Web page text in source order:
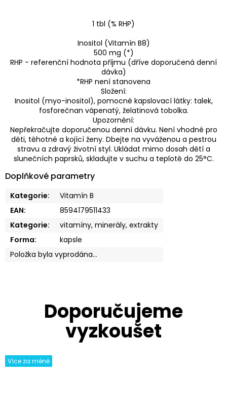
Více za méně
1 tbl (% RHP)
Inositol (Vitamín B8)
500 mg (*)
RHP - referenční hodnota příjmu (dříve doporučená denní
dávka)
*RHP není stanovena
Složení:
Inositol (myo-inositol), pomocné kapslovací látky: talek,
fosforečnan vápenatý, želatinová tobolka.
Upozornění:
Nepřekračujte doporučenou denní dávku. Není vhodné pro
děti, těhotné a kojící ženy. Dbejte na vyváženou a pestrou
stravu a zdravý životní styl. Ukládat mimo dosah dětí a
slunečních paprsků, skladujte v suchu a teplotě do 25°C.
Doplňkové parametry
Kategorie:
Vitamín B
EAN:
8594179511433
Kategorie:
vitamíny, minerály, extrakty
Forma:
kapsle
Položka byla vyprodána…